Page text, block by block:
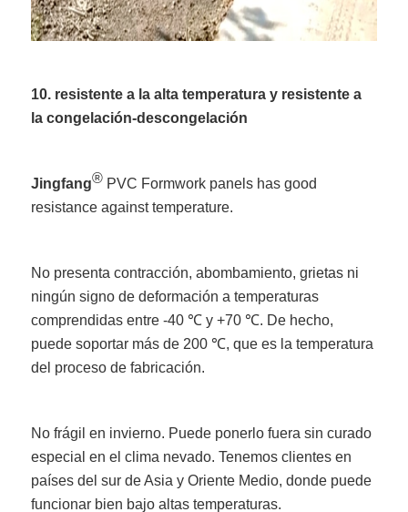
10. resistente a la alta temperatura y resistente a
la congelación-descongelación
Jingfang® PVC Formwork panels has good
resistance against temperature.
No presenta contracción, abombamiento, grietas ni
ningún signo de deformación a temperaturas
comprendidas entre -40 ℃ y +70 ℃. De hecho,
puede soportar más de 200 ℃, que es la temperatura
del proceso de fabricación.
No frágil en invierno. Puede ponerlo fuera sin curado
especial en el clima nevado. Tenemos clientes en
países del sur de Asia y Oriente Medio, donde puede
funcionar bien bajo altas temperaturas.